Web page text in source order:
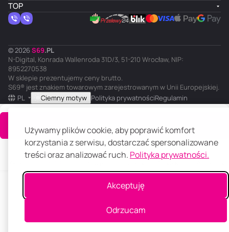
Używamy plików cookie, aby poprawić komfort
korzystania z serwisu, dostarczać spersonalizowane
treści oraz analizować ruch. Polityka prywatności.
Akceptuję
Odrzucam
Do koszyka
TOP
© 2026 S69.PL
N-Digital, Konrada Wallenroda 31D/3, 51-210 Wrocław, NIP:
8952270538
W sklepie prezentujemy ceny brutto.
S69® jest znakiem towarowym zarejestrowanym w Unii Europejskiej.
PL
Ciemny motyw Polityka prywatnościRegulamin